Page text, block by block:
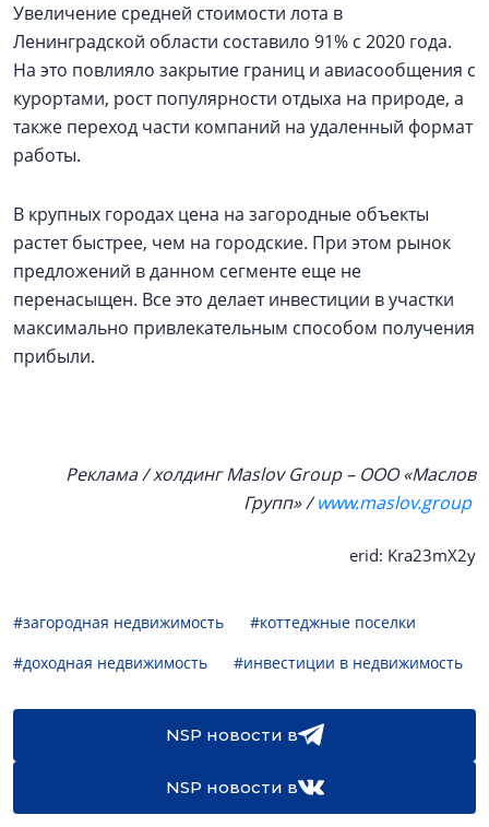
Увеличение средней стоимости лота в
Ленинградской области составило 91% с 2020 года.
На это повлияло закрытие границ и авиасообщения с
курортами, рост популярности отдыха на природе, а
также переход части компаний на удаленный формат
работы.
В крупных городах цена на загородные объекты
растет быстрее, чем на городские. При этом рынок
предложений в данном сегменте еще не
перенасыщен. Все это делает инвестиции в участки
максимально привлекательным способом получения
прибыли.
Реклама / холдинг Maslov Group – ООО «Маслов
Групп» /www.maslov.group
erid: Kra23mX2y
#загородная недвижимость
#коттеджные поселки
#доходная недвижимость
#инвестиции в недвижимость
NSP новости в
NSP новости в